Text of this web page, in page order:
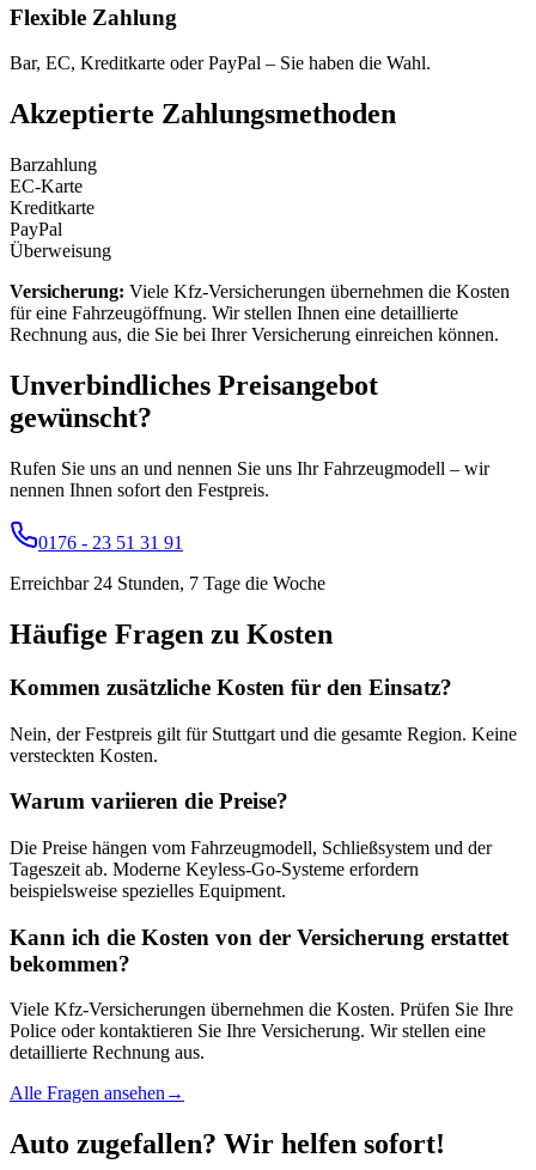
Flexible Zahlung
Bar, EC, Kreditkarte oder PayPal – Sie haben die Wahl.
Akzeptierte Zahlungsmethoden
Barzahlung
EC-Karte
Kreditkarte
PayPal
Überweisung
Versicherung: Viele Kfz-Versicherungen übernehmen die Kosten
für eine Fahrzeugöffnung. Wir stellen Ihnen eine detaillierte
Rechnung aus, die Sie bei Ihrer Versicherung einreichen können.
Unverbindliches Preis­angebot
gewünscht?
Rufen Sie uns an und nennen Sie uns Ihr Fahrzeugmodell – wir
nennen Ihnen sofort den Festpreis.
0176 - 23 51 31 91
Erreichbar 24 Stunden, 7 Tage die Woche
Häufige Fragen zu Kosten
Kommen zusätzliche Kosten für den Einsatz?
Nein, der Festpreis gilt für Stuttgart und die gesamte Region. Keine
versteckten Kosten.
Warum variieren die Preise?
Die Preise hängen vom Fahrzeugmodell, Schließsystem und der
Tageszeit ab. Moderne Keyless-Go-Systeme erfordern
beispielsweise spezielles Equipment.
Kann ich die Kosten von der Versicherung erstattet
bekommen?
Viele Kfz-Versicherungen übernehmen die Kosten. Prüfen Sie Ihre
Police oder kontaktieren Sie Ihre Versicherung. Wir stellen eine
detaillierte Rechnung aus.
Alle Fragen ansehen→
Auto zugefallen? Wir helfen sofort!